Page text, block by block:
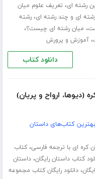
رشته ای، تعریف علوم میان
ای و چند رشته ای،رشته
، میان رشته ای چیست؟،
،آموزش و پرورش
دانلود کتاب
(دیوها، ارواح و پریان)
بهترین کتاب‌های داستان
کره ای با ترجمه فارسی،کتاب
کتاب داستان رایگان،داستان
،دانلود رایگان کتاب مجموعه